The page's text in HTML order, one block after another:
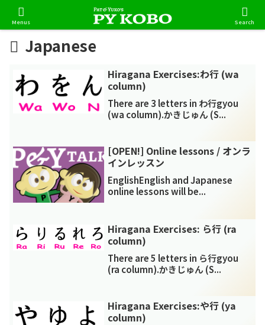
Japanese
Hiragana Exercises:わ行 (wa
column)
There are 3 letters in わ行gyou
(wa column).かきじゅん (S...
[OPEN!] Online lessons / オンラ
インレッスン
EnglishEnglish and Japanese
online lessons will be...
Hiragana Exercises: ら行 (ra
column)
There are 5 letters in ら行gyou
(ra column).かきじゅん (S...
Hiragana Exercises:や行 (ya
column)
Menus Search